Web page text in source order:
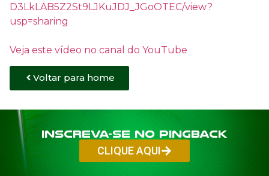
D3LkLAB5Z2St9LJKuJDJ_JGoOTEC/view?
usp=sharing
Veja este vídeo no canal do YouTube
Voltar para home
Inscreva-se no PINGBACK
CLIQUE AQUI